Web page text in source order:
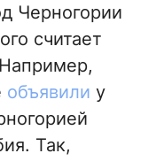
Черногории
считает
объявили у
Так,